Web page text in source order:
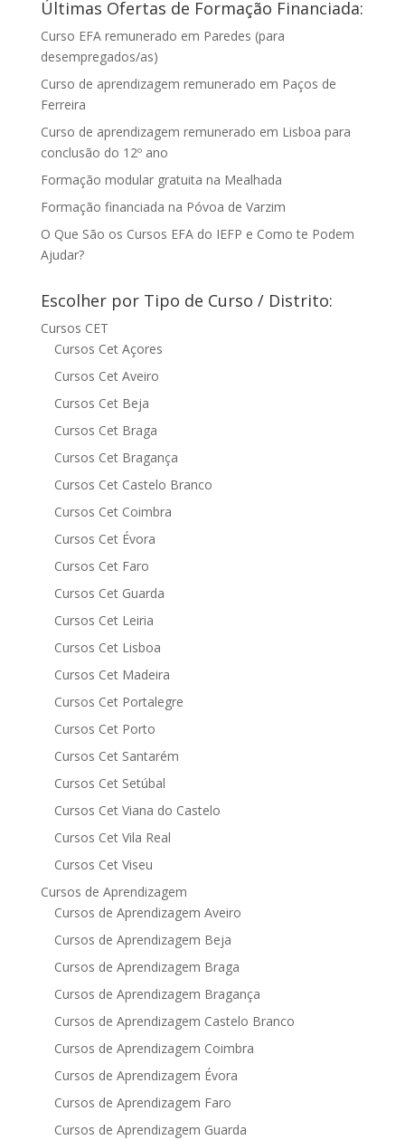
Últimas Ofertas de Formação Financiada:
Curso EFA remunerado em Paredes (para
desempregados/as)
Curso de aprendizagem remunerado em Paços de
Ferreira
Curso de aprendizagem remunerado em Lisboa para
conclusão do 12º ano
Formação modular gratuita na Mealhada
Formação financiada na Póvoa de Varzim
O Que São os Cursos EFA do IEFP e Como te Podem
Ajudar?
Escolher por Tipo de Curso / Distrito:
Cursos CET
Cursos Cet Açores
Cursos Cet Aveiro
Cursos Cet Beja
Cursos Cet Braga
Cursos Cet Bragança
Cursos Cet Castelo Branco
Cursos Cet Coimbra
Cursos Cet Évora
Cursos Cet Faro
Cursos Cet Guarda
Cursos Cet Leiria
Cursos Cet Lisboa
Cursos Cet Madeira
Cursos Cet Portalegre
Cursos Cet Porto
Cursos Cet Santarém
Cursos Cet Setúbal
Cursos Cet Viana do Castelo
Cursos Cet Vila Real
Cursos Cet Viseu
Cursos de Aprendizagem
Cursos de Aprendizagem Aveiro
Cursos de Aprendizagem Beja
Cursos de Aprendizagem Braga
Cursos de Aprendizagem Bragança
Cursos de Aprendizagem Castelo Branco
Cursos de Aprendizagem Coimbra
Cursos de Aprendizagem Évora
Cursos de Aprendizagem Faro
Cursos de Aprendizagem Guarda